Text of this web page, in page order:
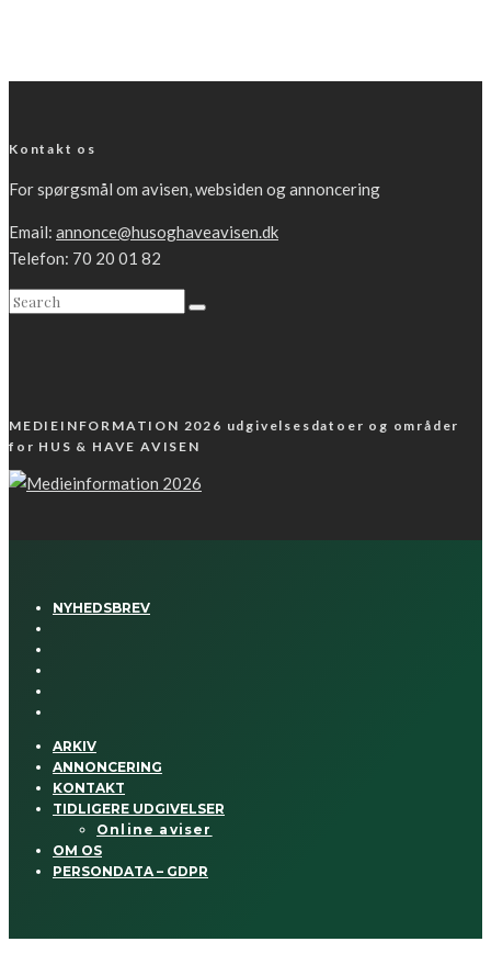
Kontakt os
For spørgsmål om avisen, websiden og annoncering
Email: annonce@husoghaveavisen.dk
Telefon: 70 20 01 82
MEDIEINFORMATION 2026 udgivelsesdatoer og områder
for HUS & HAVE AVISEN
NYHEDSBREV
ARKIV
ANNONCERING
KONTAKT
TIDLIGERE UDGIVELSER
Online aviser
OM OS
PERSONDATA – GDPR